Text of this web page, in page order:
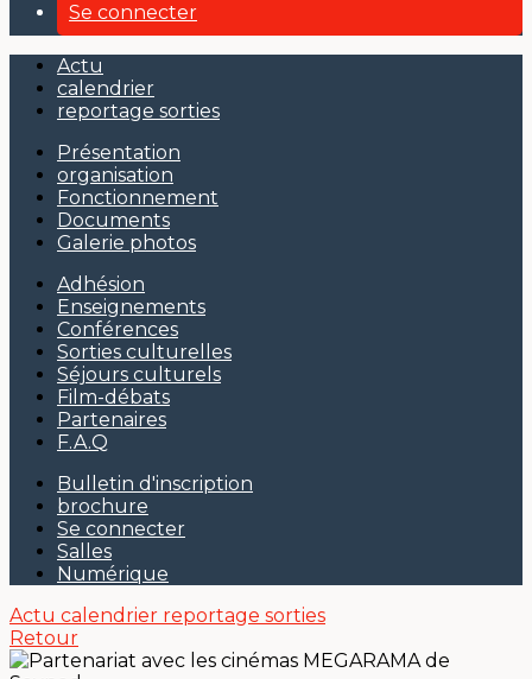
Se connecter
Actu
calendrier
reportage sorties
Présentation
organisation
Fonctionnement
Documents
Galerie photos
Adhésion
Enseignements
Conférences
Sorties culturelles
Séjours culturels
Film-débats
Partenaires
F.A.Q
Bulletin d'inscription
brochure
Se connecter
Salles
Numérique
Actu calendrier reportage sorties
Retour